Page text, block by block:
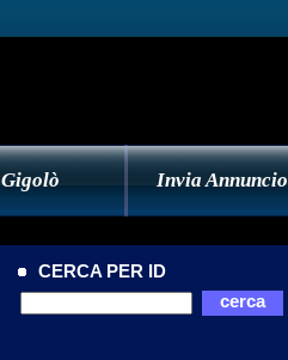
Gigolò Invia Annuncio
CERCA PER ID